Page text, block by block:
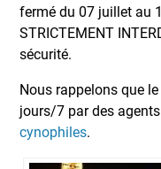
fermé du 07 juillet au
STRICTEMENT
sécurité.
Nous rappelons que
jours/7 par des
cynophiles.